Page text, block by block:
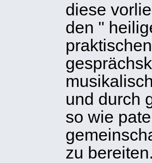
diese
den "
und durch
so wie
zu